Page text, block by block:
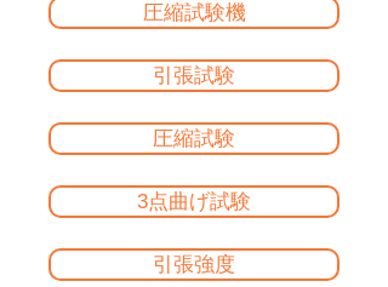
圧縮試験機
引張試験
圧縮試験
3点曲げ試験
引張強度